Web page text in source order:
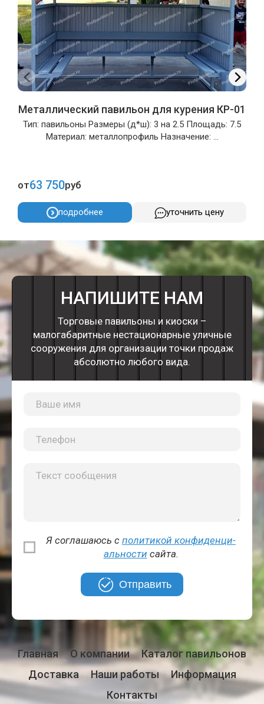
Металлический павильон для курения КР-01
Тип: павильоны Размеры (д*ш): 3 на 2.5 Площадь: 7.5
Материал: металлопрофиль Назначение: ...
от63 750руб
подробнее уточнить цену
НАПИШИТЕ НАМ
Торговые павильоны и киоски –
малогабаритные нестационарные уличные
сооружения для организации точки продаж
абсолютно любого вида.
Я соглашаюсь с политикой кон­фи­ден­ци­
аль­но­сти сайта.
Отправить
Главная О компании
Каталог павильонов
Доставка
Наши работы
Информация
Контакты